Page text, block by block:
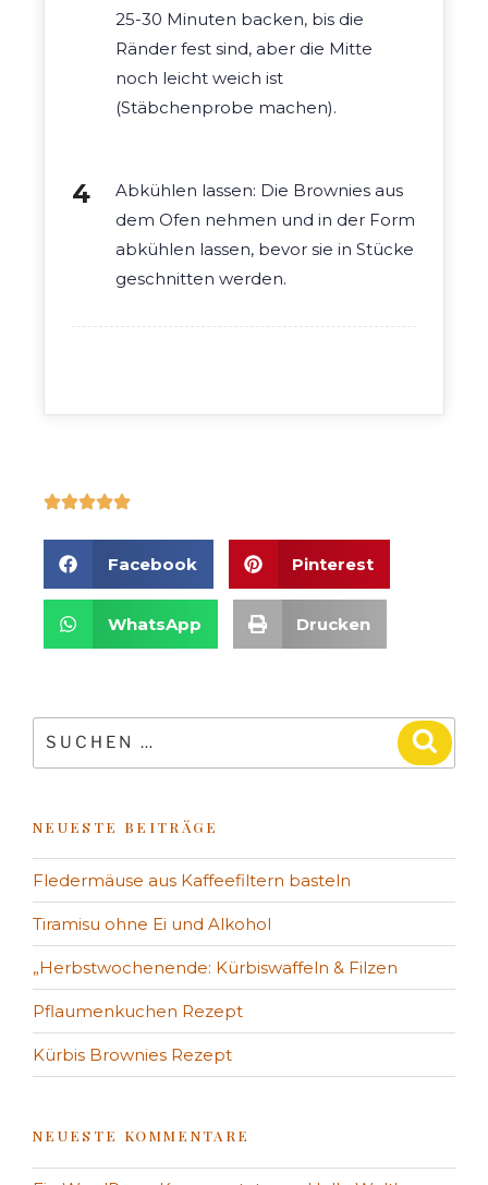
25-30 Minuten backen, bis die
Ränder fest sind, aber die Mitte
noch leicht weich ist
(Stäbchenprobe machen).
Abkühlen lassen: Die Brownies aus
dem Ofen nehmen und in der Form
abkühlen lassen, bevor sie in Stücke
geschnitten werden.
Facebook Pinterest
WhatsApp Drucken
NEUESTE BEITRÄGE
Fledermäuse aus Kaffeefiltern basteln
Tiramisu ohne Ei und Alkohol
„Herbstwochenende: Kürbiswaffeln & Filzen
Pflaumenkuchen Rezept
Kürbis Brownies Rezept
NEUESTE KOMMENTARE